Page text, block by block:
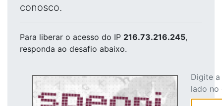
conosco.
Para liberar o acesso do IP 216.73.216.245,
responda ao desafio abaixo.
Digite
lado no